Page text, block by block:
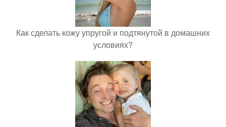
Как сделать кожу упругой и подтянутой в домашних
условиях?